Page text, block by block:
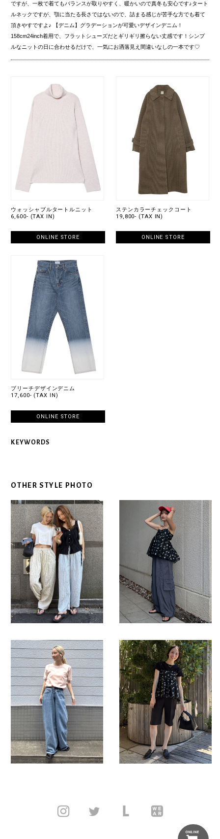
ですが、一枚で着てもバランスが取りやすく、暖かいので真冬も安心です♪タート
ルネックですが、顎に当たる長さではないので、詰まる感じが苦手な方でも着て
頂きやすですよ♪ 【デニム】グラデーションが可愛いデザインデニム！
158cm24inch着用で、フラットシューズだとギリギリ擦らない丈感です！シンプ
ルなニットの日に合わせるだけで、一気にお洒落見え間違いなしの一本です♡
ウォッシャブルタートルニット
6,600- (TAX IN)
ONLINE STORE
ステンカラーチェックコート
19,800- (TAX IN)
ONLINE STORE
ブリーチデザインデニム
17,600- (TAX IN)
ONLINE STORE
KEYWORDS
OTHER STYLE PHOTO